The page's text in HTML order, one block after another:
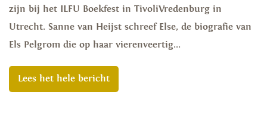
zijn bij het ILFU Boekfest in TivoliVredenburg in
Utrecht. Sanne van Heijst schreef Else, de biografie van
Els Pelgrom die op haar vierenveertig...
Lees het hele bericht